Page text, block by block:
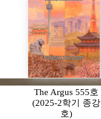
The Argus 555호
(2025-2학기 종강
호)